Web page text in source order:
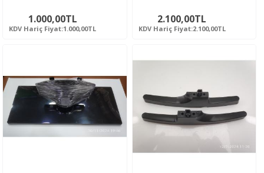
1.000,00TL
KDV Hariç Fiyat:1.000,00TL
2.100,00TL
KDV Hariç Fiyat:2.100,00TL